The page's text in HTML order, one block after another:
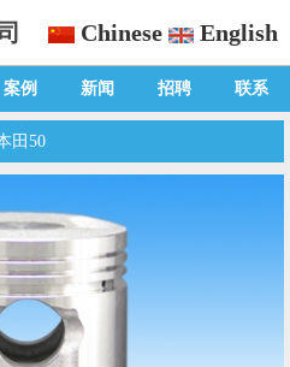
Chinese English
案例 新闻 招聘 联系
田50